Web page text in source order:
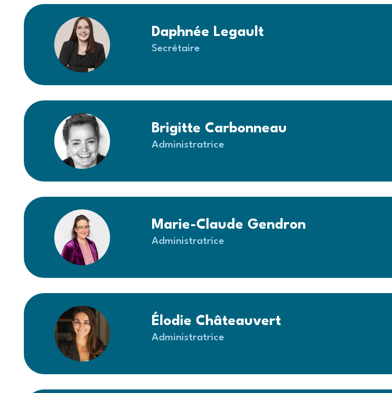
Daphnée Legault
Secrétaire
Brigitte Carbonneau
Administratrice
Marie-Claude Gendron
Administratrice
Élodie Châteauvert
Administratrice